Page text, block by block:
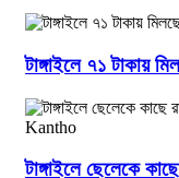
টাঙ্গাইলে ৭১ টাকায়
টাঙ্গাইলে ছেলেকে